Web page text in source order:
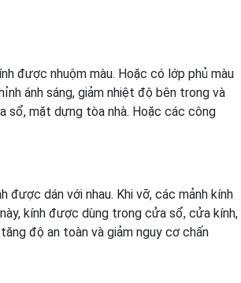
được nhuộm màu. Hoặc có lớp phủ màu
ánh sáng, giảm nhiệt độ bên trong và
sổ, mặt dựng tòa nhà. Hoặc các công
được dán với nhau. Khi vỡ, các mảnh kính
kính được dùng trong cửa sổ, cửa kính,
độ an toàn và giảm nguy cơ chấn